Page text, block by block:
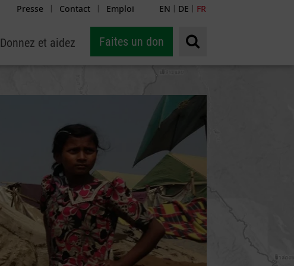
Presse | Contact | Emploi EN | DE | FR
Donnez et aidez Faites un don